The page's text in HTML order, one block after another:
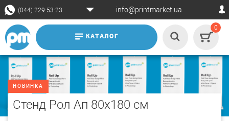
(044) 229-53-23 info@printmarket.ua
КАТАЛОГ
0
Стенд Рол Ап 80х180 см
НОВИНКА